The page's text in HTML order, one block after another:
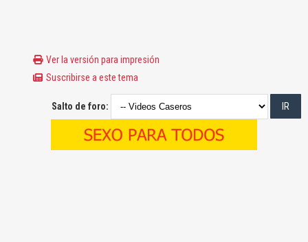
Ver la versión para impresión
Suscribirse a este tema
Salto de foro: